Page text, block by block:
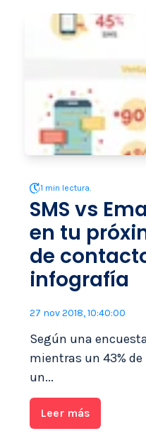
1 min lectura.
SMS vs
en tu
de
infografía
27 nov 2018, 10:40:00
Según una
mientras un 43%
un...
Leer más